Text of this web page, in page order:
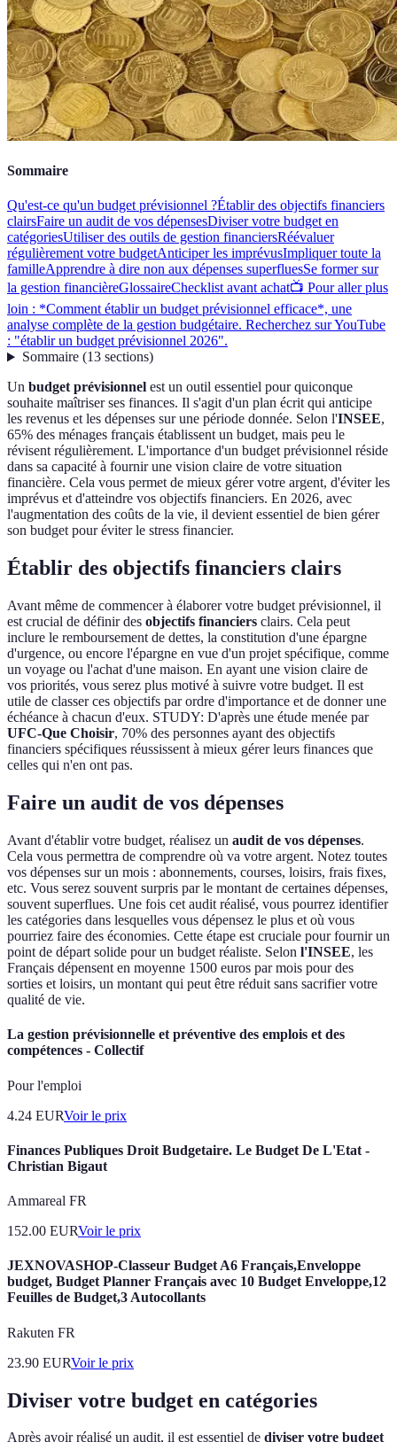
Sommaire
Qu'est-ce qu'un budget prévisionnel ?Établir des objectifs financiers
clairsFaire un audit de vos dépensesDiviser votre budget en
catégoriesUtiliser des outils de gestion financiersRéévaluer
régulièrement votre budgetAnticiper les imprévusImpliquer toute la
familleApprendre à dire non aux dépenses superfluesSe former sur
la gestion financièreGlossaireChecklist avant achat📺 Pour aller plus
loin : *Comment établir un budget prévisionnel efficace*, une
analyse complète de la gestion budgétaire. Recherchez sur YouTube
: "établir un budget prévisionnel 2026".
Sommaire(13 sections)
Un budget prévisionnel est un outil essentiel pour quiconque
souhaite maîtriser ses finances. Il s'agit d'un plan écrit qui anticipe
les revenus et les dépenses sur une période donnée. Selon l'INSEE,
65% des ménages français établissent un budget, mais peu le
révisent régulièrement. L'importance d'un budget prévisionnel réside
dans sa capacité à fournir une vision claire de votre situation
financière. Cela vous permet de mieux gérer votre argent, d'éviter les
imprévus et d'atteindre vos objectifs financiers. En 2026, avec
l'augmentation des coûts de la vie, il devient essentiel de bien gérer
son budget pour éviter le stress financier.
Établir des objectifs financiers clairs
Avant même de commencer à élaborer votre budget prévisionnel, il
est crucial de définir des objectifs financiers clairs. Cela peut
inclure le remboursement de dettes, la constitution d'une épargne
d'urgence, ou encore l'épargne en vue d'un projet spécifique, comme
un voyage ou l'achat d'une maison. En ayant une vision claire de
vos priorités, vous serez plus motivé à suivre votre budget. Il est
utile de classer ces objectifs par ordre d'importance et de donner une
échéance à chacun d'eux. STUDY: D'après une étude menée par
UFC-Que Choisir, 70% des personnes ayant des objectifs
financiers spécifiques réussissent à mieux gérer leurs finances que
celles qui n'en ont pas.
Faire un audit de vos dépenses
Avant d'établir votre budget, réalisez un audit de vos dépenses.
Cela vous permettra de comprendre où va votre argent. Notez toutes
vos dépenses sur un mois : abonnements, courses, loisirs, frais fixes,
etc. Vous serez souvent surpris par le montant de certaines dépenses,
souvent superflues. Une fois cet audit réalisé, vous pourrez identifier
les catégories dans lesquelles vous dépensez le plus et où vous
pourriez faire des économies. Cette étape est cruciale pour fournir un
point de départ solide pour un budget réaliste. Selon l'INSEE, les
Français dépensent en moyenne 1500 euros par mois pour des
sorties et loisirs, un montant qui peut être réduit sans sacrifier votre
qualité de vie.
La gestion prévisionnelle et préventive des emplois et des
compétences - Collectif
Pour l'emploi
4.24 EURVoir le prix
Finances Publiques Droit Budgetaire. Le Budget De L'Etat -
Christian Bigaut
Ammareal FR
152.00 EURVoir le prix
JEXNOVASHOP-Classeur Budget A6 Français,Enveloppe
budget, Budget Planner Français avec 10 Budget Enveloppe,12
Feuilles de Budget,3 Autocollants
Rakuten FR
23.90 EURVoir le prix
Diviser votre budget en catégories
Après avoir réalisé un audit, il est essentiel de diviser votre budget